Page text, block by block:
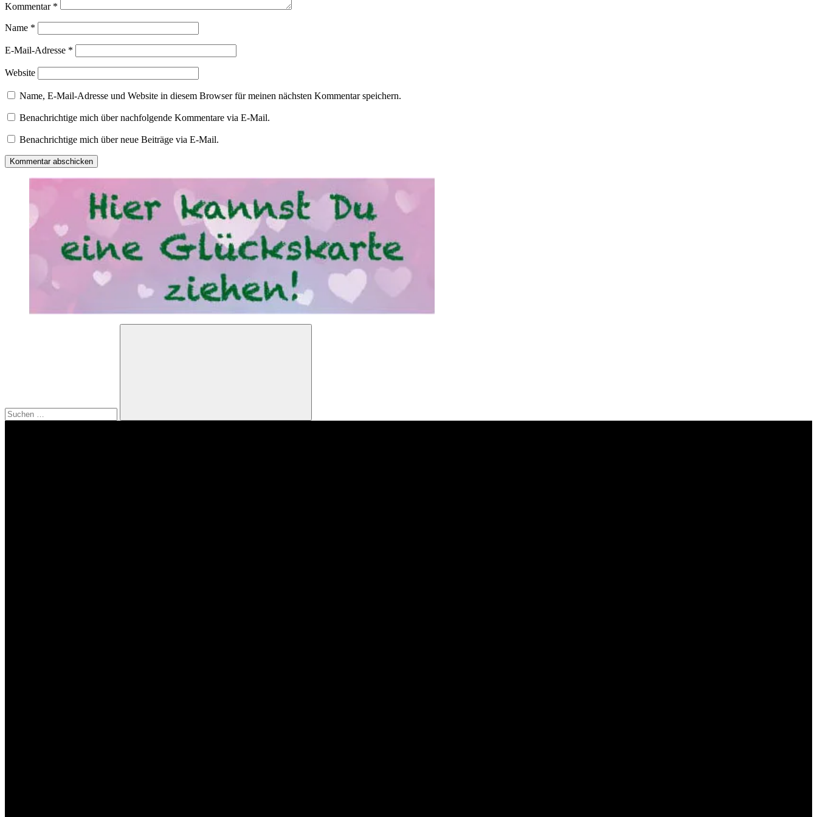
Kommentar *
Name *
E-Mail-Adresse *
Website
Name, E-Mail-Adresse und Website in diesem Browser für meinen nächsten Kommentar speichern.
Benachrichtige mich über nachfolgende Kommentare via E-Mail.
Benachrichtige mich über neue Beiträge via E-Mail.
Suchen